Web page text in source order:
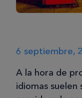
6 septiembre,
A la hora de
idiomas suelen